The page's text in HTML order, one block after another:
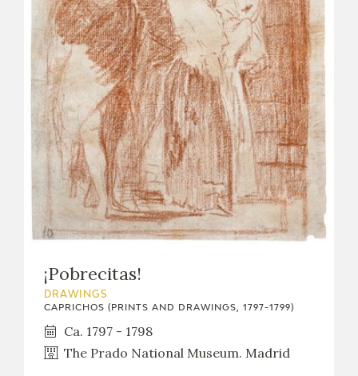
¡Pobrecitas!
DRAWINGS
CAPRICHOS (PRINTS AND DRAWINGS, 1797-1799)
Ca. 1797 - 1798
The Prado National Museum. Madrid